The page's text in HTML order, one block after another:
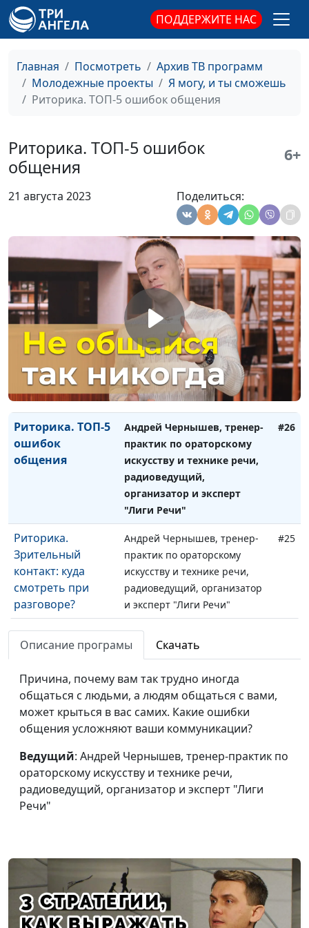
ПОДДЕРЖИТЕ НАС
Главная Посмотреть
Архив ТВ программ
Молодежные проекты
Я могу, и ты сможешь
Риторика. ТОП-5 ошибок общения
Риторика. ТОП-5 ошибок
общения
6+
21 августа 2023 Поделиться:
петуний. Первая
пикировка
петуний. Посев
семян
(вторая часть)
Выращивание
петуний. Теория
Риторика.
Правила
выступления
перед публикой
Андрей Чернышев, тренер-
практик по ораторскому
искусству и технике речи,
радиоведущий, организатор
и эксперт "Лиги Речи"
#28
Риторика. 5
лайфхаков по
развитию речи
Андрей Чернышев, тренер-
практик по ораторскому
искусству и технике речи,
радиоведущий, организатор
и эксперт "Лиги Речи"
#27
Риторика. ТОП-5
ошибок
общения
Андрей Чернышев, тренер-
практик по ораторскому
искусству и технике речи,
радиоведущий,
организатор и эксперт
"Лиги Речи"
#26
Риторика.
Зрительный
контакт: куда
смотреть при
разговоре?
Андрей Чернышев, тренер-
практик по ораторскому
искусству и технике речи,
радиоведущий, организатор
и эксперт "Лиги Речи"
#25
Риторика. Как
тело и жесты
заявить о себе
Андрей Чернышев, тренер-
практик по ораторскому
радиоведущий, организатор
и эксперт "Лиги Речи"
Риторика. Речь:
понятно
Андрей Чернышев, тренер-
искусству и технике речи,
радиоведущий, организатор
и эксперт "Лиги Речи"
тебя слышали
радиоведущий, организатор
и эксперт "Лиги Речи"
Риторика. Зачем
Андрей Чернышев, тренер-
Описание програмы Скачать
Причина, почему вам так трудно иногда
общаться с людьми, а людям общаться с вами,
может крыться в вас самих. Какие ошибки
общения усложняют ваши коммуникации?
Ведущий: Андрей Чернышев, тренер-практик по
ораторскому искусству и технике речи,
радиоведущий, организатор и эксперт "Лиги
Речи"